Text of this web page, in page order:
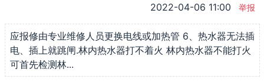
2022-04-06 11:00 举报
应报修由专业维修人员更换电线或加热管 6、热水器无法插
电、插上就跳闸.林内热水器打不着火 林内热水器不能打火
可首先检测林...